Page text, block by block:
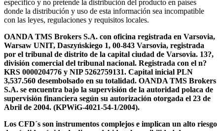
específico y no pretende la distribución del producto en países
donde la distribución y uso de esta información sea incompatible
con las leyes, regulaciones y requisitos locales.
OANDA TMS Brokers S.A. con oficina registrada en Varsovia,
Warsaw UNIT, Daszyńskiego 1, 00-843 Varsovia, registrada
por el tribunal de distrito de la capital ciudad de Varsovia. 13?,
división comercial del tribunal nacional. Registrada con el n?
KRS 0000204776 y NIP 5262759131. Capital inicial PLN
3,537.560 desembolsado en su totalidad. OANDA TMS Brokers
S.A. se encuentra bajo la supervisión de la autoridad polaca de
supervisión financiera según su autorización otorgada el 23 de
Abril de 2004. (KPWiG-4021-54-1/2004).
Los CFD´s son instrumentos complejos e implican un alto riesgo